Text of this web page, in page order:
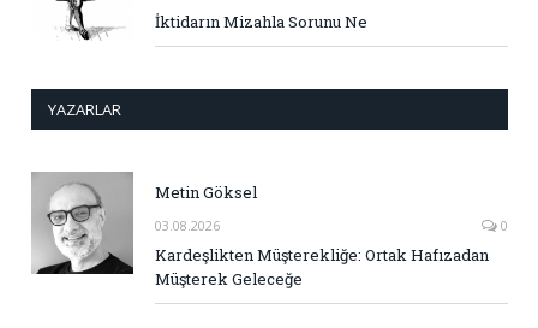
İktidarın Mizahla Sorunu Ne
YAZARLAR
Metin Göksel
03.08.2026 0
Kardeşlikten Müşterekliğe: Ortak Hafızadan
Müşterek Geleceğe